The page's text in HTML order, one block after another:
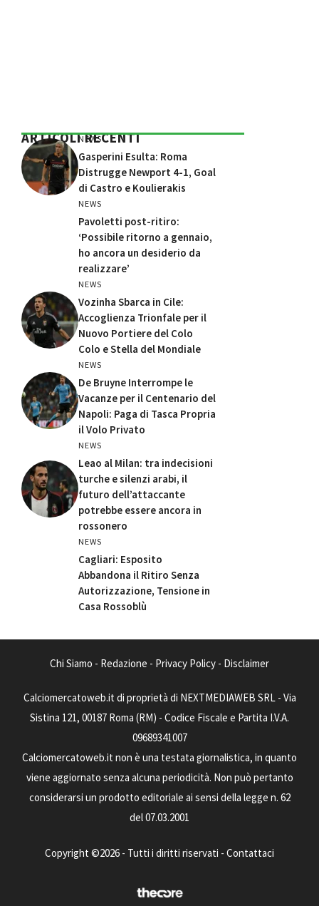
ARTICOLI RECENTI
NEWS
Gasperini Esulta: Roma
Distrugge Newport 4-1, Goal
di Castro e Koulierakis
NEWS
Pavoletti post-ritiro:
‘Possibile ritorno a gennaio,
ho ancora un desiderio da
realizzare’
NEWS
Vozinha Sbarca in Cile:
Accoglienza Trionfale per il
Nuovo Portiere del Colo
Colo e Stella del Mondiale
NEWS
De Bruyne Interrompe le
Vacanze per il Centenario del
Napoli: Paga di Tasca Propria
il Volo Privato
NEWS
Leao al Milan: tra indecisioni
turche e silenzi arabi, il
futuro dell’attaccante
potrebbe essere ancora in
rossonero
NEWS
Cagliari: Esposito
Abbandona il Ritiro Senza
Autorizzazione, Tensione in
Casa Rossoblù
Chi Siamo - Redazione - Privacy Policy - Disclaimer
Calciomercatoweb.it di proprietà di NEXTMEDIAWEB SRL - Via
Sistina 121, 00187 Roma (RM) - Codice Fiscale e Partita I.V.A.
09689341007
Calciomercatoweb.it non è una testata giornalistica, in quanto
viene aggiornato senza alcuna periodicità. Non può pertanto
considerarsi un prodotto editoriale ai sensi della legge n. 62
del 07.03.2001
Copyright ©2026 - Tutti i diritti riservati - Contattaci